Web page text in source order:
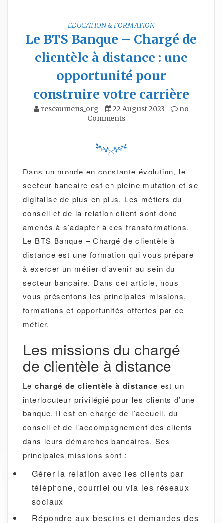
EDUCATION & FORMATION
Le BTS Banque – Chargé de
clientèle à distance : une
opportunité pour
construire votre carrière
reseaumens_org 22 August 2023
no
Comments
Dans un monde en constante évolution, le
secteur bancaire est en pleine mutation et se
digitalise de plus en plus. Les métiers du
conseil et de la relation client sont donc
amenés à s’adapter à ces transformations.
Le BTS Banque – Chargé de clientèle à
distance est une formation qui vous prépare
à exercer un métier d’avenir au sein du
secteur bancaire. Dans cet article, nous
vous présentons les principales missions,
formations et opportunités offertes par ce
métier.
Les missions du chargé
de clientèle à distance
Lechargé de clientèle à distance est un
interlocuteur privilégié pour les clients d’une
banque. Il est en charge de l’accueil, du
conseil et de l’accompagnement des clients
dans leurs démarches bancaires. Ses
principales missions sont :
Gérer la relation avec les clients par
téléphone, courriel ou via les réseaux
sociaux
Répondre aux besoins et demandes des